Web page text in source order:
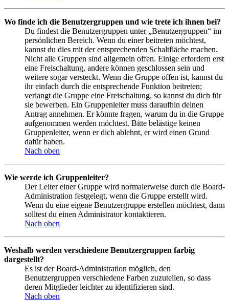
Wo finde ich die Benutzergruppen und wie trete ich ihnen bei?
Du findest die Benutzergruppen unter „Benutzergruppen“ im
persönlichen Bereich. Wenn du einer beitreten möchtest,
kannst du dies mit der entsprechenden Schaltfläche machen.
Nicht alle Gruppen sind allgemein offen. Einige erfordern erst
eine Freischaltung, andere können geschlossen sein und
weitere sogar versteckt. Wenn die Gruppe offen ist, kannst du
ihr einfach durch die entsprechende Funktion beitreten;
verlangt die Gruppe eine Freischaltung, so kannst du dich für
sie bewerben. Ein Gruppenleiter muss daraufhin deinen
Antrag annehmen. Er könnte fragen, warum du in die Gruppe
aufgenommen werden möchtest. Bitte belästige keinen
Gruppenleiter, wenn er dich ablehnt, er wird einen Grund
dafür haben.
Nach oben
Wie werde ich Gruppenleiter?
Der Leiter einer Gruppe wird normalerweise durch die Board-
Administration festgelegt, wenn die Gruppe erstellt wird.
Wenn du eine eigene Benutzergruppe erstellen möchtest, dann
solltest du einen Administrator kontaktieren.
Nach oben
Weshalb werden verschiedene Benutzergruppen farbig
dargestellt?
Es ist der Board-Administration möglich, den
Benutzergruppen verschiedene Farben zuzuteilen, so dass
deren Mitglieder leichter zu identifizieren sind.
Nach oben